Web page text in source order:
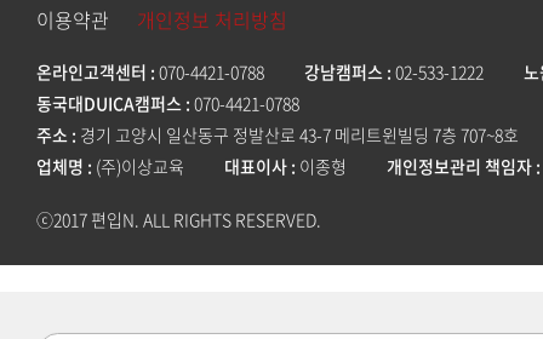
이용약관 개인정보 처리방침
온라인고객센터 070-4421-0788 강남캠퍼스 02-533-1222
동국대DUICA캠퍼스 070-4421-0788
주소 경기 고양시 일산동구 정발산로 43-7 메리트윈빌딩 7층 707~8호
업체명 (주)이상교육 대표이사 이종형 개인정보관리 책임자
ⓒ2017 편입N. ALL RIGHTS RESERVED.